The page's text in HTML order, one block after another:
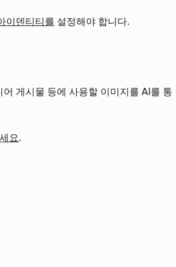
이덴티티를 설정해야 합니다.
게시물 등에 사용할 이미지를 AI를 통
요.